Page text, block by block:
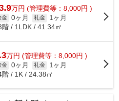
万円 (管理費等：8,000円 )
金 0ヶ月 礼金
1ヶ月
階 / 1LDK / 41.34㎡
万円 (管理費等：8,000円 )
金 0ヶ月 礼金
1ヶ月
階 / 1K / 24.38㎡